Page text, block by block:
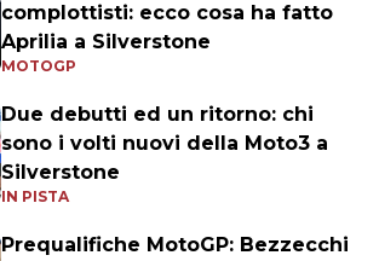
complottisti: ecco cosa ha fatto
Aprilia a Silverstone
MOTOGP
Due debutti ed un ritorno: chi
sono i volti nuovi della Moto3 a
Silverstone
IN PISTA
Prequalifiche MotoGP: Bezzecchi